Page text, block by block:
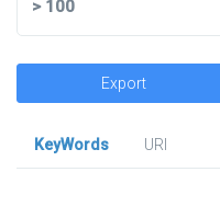
>100
Export
KeyWords
URl